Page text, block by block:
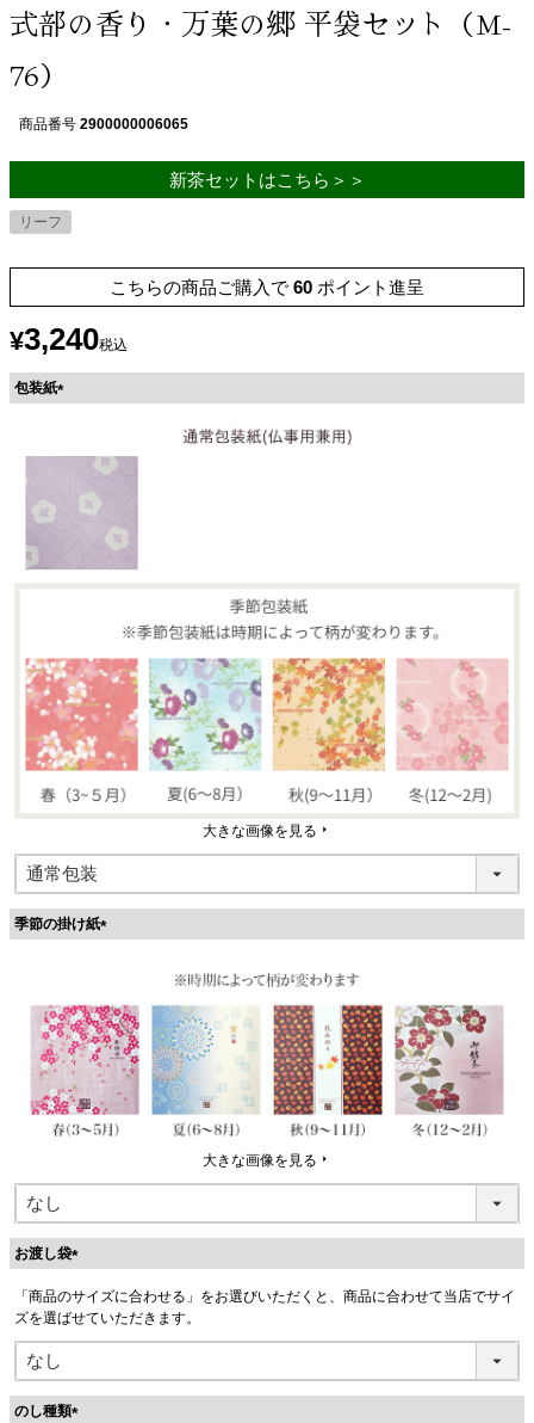
式部の香り・万葉の郷 平袋セット（M-
76）
商品番号 2900000006065
新茶セットはこちら＞＞
リーフ
こちらの商品ご購入で 60 ポイント進呈
¥3,240税込
包装紙
須
大きな画像を見る
季節の掛け紙
)
大きな画像を見る
お渡し袋
必
須
)
「商品のサイズに合わせる」をお選びいただくと、商品に合わせて当店でサイ
ズを選ばせていただきます。
のし種類